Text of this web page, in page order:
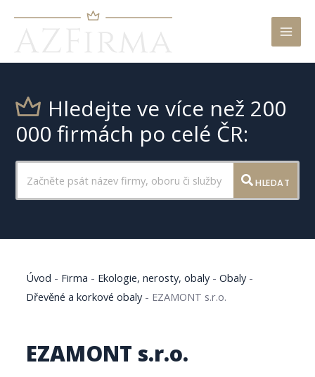
Hledejte ve více než 200
000 firmách po celé ČR:
HLEDAT
Úvod - Firma - Ekologie, nerosty, obaly-Obaly-
Dřevěné a korkové obaly- EZAMONT s.r.o.
EZAMONT s.r.o.